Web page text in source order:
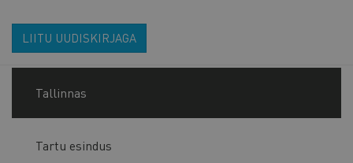
LIITU UUDISKIRJAGA
Tallinnas
Tartu esindus